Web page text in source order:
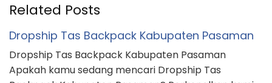
Related Posts
Dropship Tas Backpack Kabupaten Pasaman
Dropship Tas Backpack Kabupaten Pasaman
Apakah kamu sedang mencari Dropship Tas